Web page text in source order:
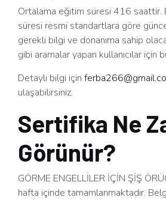
Ortalama eğitim süresi 416 saattir.
süresi resmi standartlara göre
gerekli bilgi ve donanıma sahip
gibi aramalar yapan kullanıcılar
Detaylı bilgi için
ulaşabilirsiniz.
Sertifika Ne
Görünür?
GÖRME ENGELLİLER İÇİN ŞİŞ
hafta içinde tamamlanmaktadır.